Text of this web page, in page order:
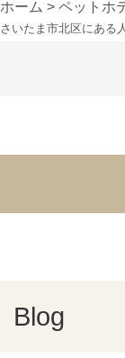
ホーム > ペットホ
さいたま市北区にある
Blog